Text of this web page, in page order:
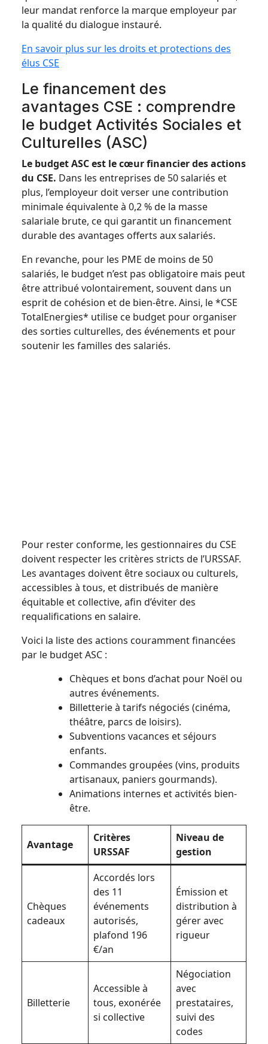
leur mandat renforce la marque employeur par
la qualité du dialogue instauré.
En savoir plus sur les droits et protections des
élus CSE
Le financement des
avantages CSE : comprendre
le budget Activités Sociales et
Culturelles (ASC)
Le budget ASC est le cœur financier des actions
du CSE. Dans les entreprises de 50 salariés et
plus, l’employeur doit verser une contribution
minimale équivalente à 0,2 % de la masse
salariale brute, ce qui garantit un financement
durable des avantages offerts aux salariés.
En revanche, pour les PME de moins de 50
salariés, le budget n’est pas obligatoire mais peut
être attribué volontairement, souvent dans un
esprit de cohésion et de bien-être. Ainsi, le *CSE
TotalEnergies* utilise ce budget pour organiser
des sorties culturelles, des événements et pour
soutenir les familles des salariés.
Pour rester conforme, les gestionnaires du CSE
doivent respecter les critères stricts de l’URSSAF.
Les avantages doivent être sociaux ou culturels,
accessibles à tous, et distribués de manière
équitable et collective, afin d’éviter des
requalifications en salaire.
Voici la liste des actions couramment financées
par le budget ASC :
Chèques et bons d’achat pour Noël ou
autres événements.
Billetterie à tarifs négociés (cinéma,
théâtre, parcs de loisirs).
Subventions vacances et séjours
enfants.
Commandes groupées (vins, produits
artisanaux, paniers gourmands).
Animations internes et activités bien-
être.
Avantage
Critères
URSSAF
Niveau de
gestion
Chèques
cadeaux
Accordés lors
des 11
événements
autorisés,
plafond 196
€/an
Émission et
distribution à
gérer avec
rigueur
Billetterie
Accessible à
tous, exonérée
si collective
Négociation
avec
prestataires,
suivi des
codes